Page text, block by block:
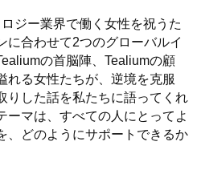
ジー業界で働く女性を祝うた
に合わせて2つのグローバルイ
の首脳陣、Tealiumの顧
れる女性たちが、逆境を克服
りした話を私たちに語ってくれ
ーマは、すべての人にとってよ
、どのようにサポートできるか